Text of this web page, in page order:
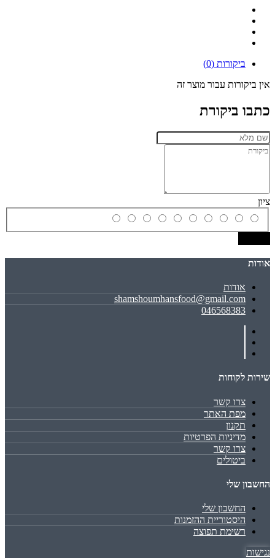
ביקורות (0)
אין ביקורות עבור מוצר זה
כתבו ביקורת
ציון
אודות
אודות
shamshoumhansfood@gmail.com
046568383
שירות לקוחות
צרו קשר
מפת האתר
תקנון
מדיניות הפרטיות
צרו קשר
ביטולים
החשבון שלי
החשבון שלי
היסטוריית ההזמנות
רשימת תפוצה
נגישות